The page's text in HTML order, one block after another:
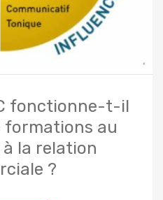
fonctionne-t-il
formations au
la relation
?